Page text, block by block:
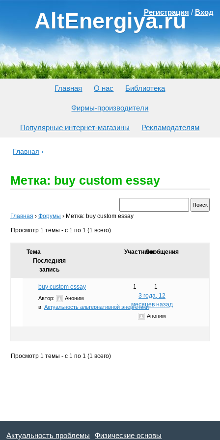
AltEnergiya.ru
Регистрация / Вход
Главная О нас Библиотека
Фирмы-производители
Популярные интернет-магазины Рекламодателям
Главная ›
Метка: buy custom essay
Главная › Форумы › Метка: buy custom essay
Просмотр 1 темы - с 1 по 1 (1 всего)
Тема УчастникиСообщения
Последняя
запись
buy custom essay
Автор:
Аноним
в: Актуальность альтернативной энергетики
1
1
3 года, 12
месяцев назад
Аноним
Просмотр 1 темы - с 1 по 1 (1 всего)
Актуальность проблемы Физические основы